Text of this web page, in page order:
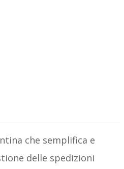
che semplifica e
delle spedizioni